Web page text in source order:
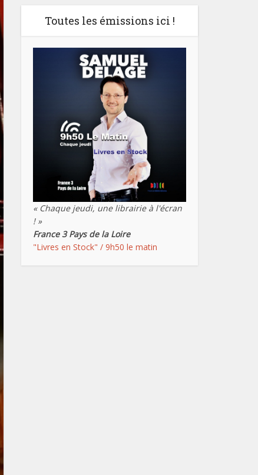
Toutes les émissions ici !
« Chaque jeudi, une librairie à l'écran
! »
France 3 Pays de la Loire
"Livres en Stock" / 9h50 le matin